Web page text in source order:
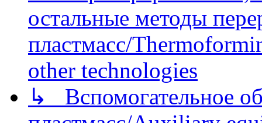
остальные методы
пластмасс/
other technologies
↳ Вспомогательное